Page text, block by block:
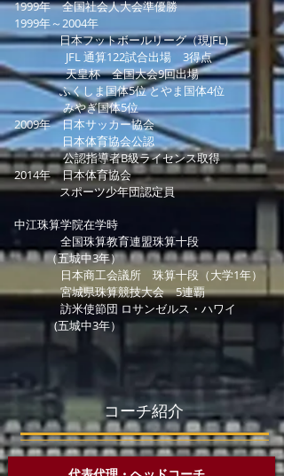
1999年 全国社会人大会準優勝
1999年～2004年
日本フットボールリーグ（現JFL)
JFL 通算122試合出場 3得点
天皇杯 全国大会9回出場
ふくしま国体5位 とやま国体4位
みやぎ国体5位
2009年 日本サッカー協会
日本体育協会公認
公認指導者B級ライセンス取得
2014年 日本体育協会
スポーツ少年団認定員
中江珠算学院在学時
全国珠算教育連盟珠算十段
（五城中3年）
日本商工会議所 珠算十段（大学1年）
宮城県珠算競技大会 5連覇
訪米使節団 ロサンゼルス・ハワイ
(五城中3年）
コーチ紹介